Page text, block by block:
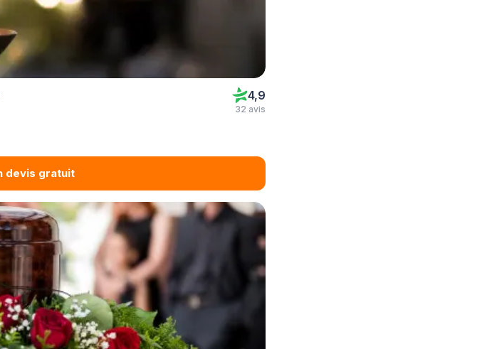
4,9
32 avis
devis gratuit